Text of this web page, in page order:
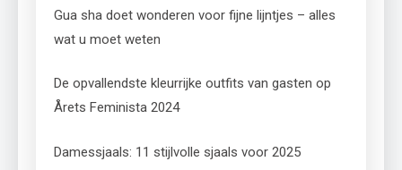
Gua sha doet wonderen voor fijne lijntjes – alles
wat u moet weten
De opvallendste kleurrijke outfits van gasten op
Årets Feminista 2024
Damessjaals: 11 stijlvolle sjaals voor 2025